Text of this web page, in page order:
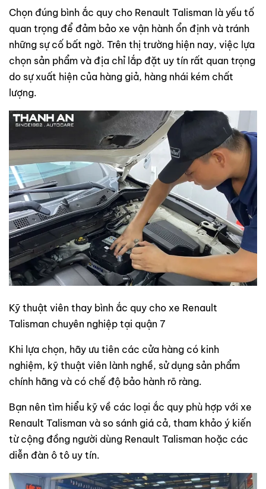
Chọn đúng bình ắc quy cho Renault Talisman là yếu tố
quan trọng để đảm bảo xe vận hành ổn định và tránh
những sự cố bất ngờ. Trên thị trường hiện nay, việc lựa
chọn sản phẩm và địa chỉ lắp đặt uy tín rất quan trọng
do sự xuất hiện của hàng giả, hàng nhái kém chất
lượng.
Kỹ thuật viên thay bình ắc quy cho xe Renault
Talisman chuyên nghiệp tại quận 7
Khi lựa chọn, hãy ưu tiên các cửa hàng có kinh
nghiệm, kỹ thuật viên lành nghề, sử dụng sản phẩm
chính hãng và có chế độ bảo hành rõ ràng.
Bạn nên tìm hiểu kỹ về các loại ắc quy phù hợp với xe
Renault Talisman và so sánh giá cả, tham khảo ý kiến
từ cộng đồng người dùng Renault Talisman hoặc các
diễn đàn ô tô uy tín.